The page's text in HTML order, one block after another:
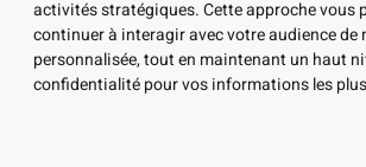
activités stratégiques. Cette approche vous
continuer à interagir avec votre audience de
personnalisée, tout en maintenant un haut
confidentialité pour vos informations les